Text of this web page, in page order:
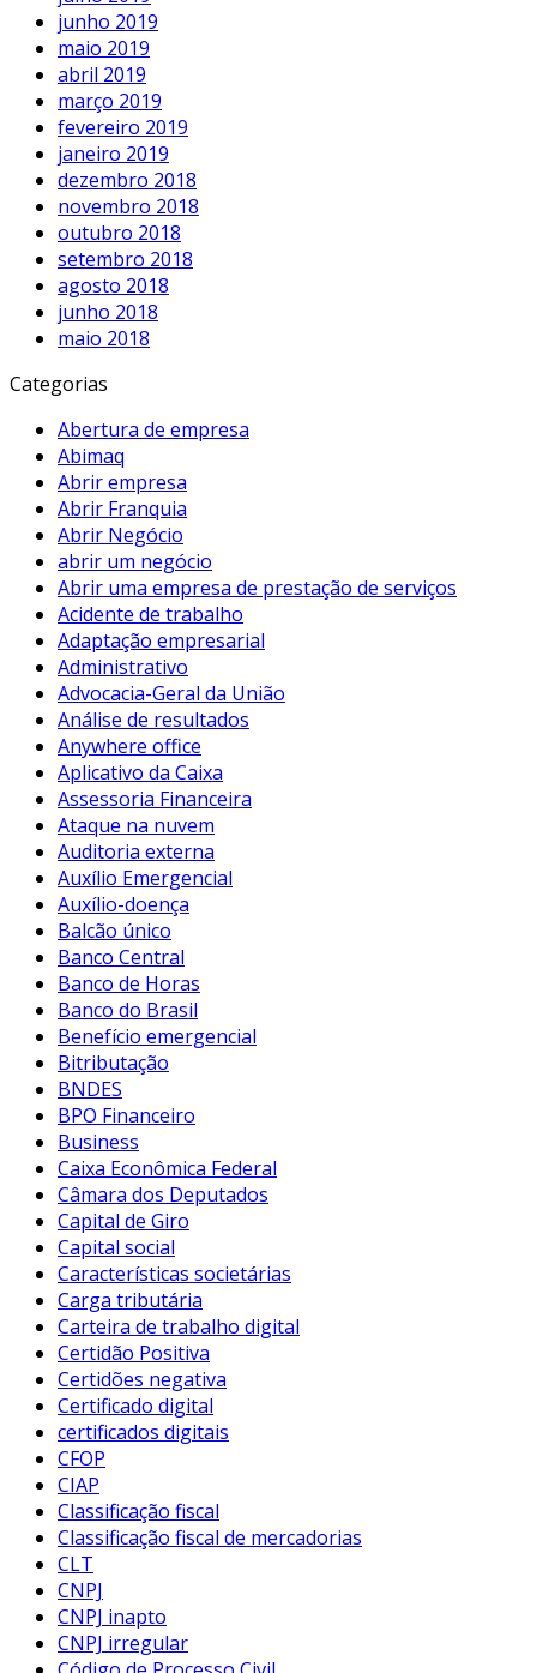
junho 2019
maio 2019
abril 2019
março 2019
fevereiro 2019
janeiro 2019
dezembro 2018
novembro 2018
outubro 2018
setembro 2018
agosto 2018
junho 2018
maio 2018
Categorias
Abertura de empresa
Abimaq
Abrir empresa
Abrir Franquia
Abrir Negócio
abrir um negócio
Abrir uma empresa de prestação de serviços
Acidente de trabalho
Adaptação empresarial
Administrativo
Advocacia-Geral da União
Análise de resultados
Anywhere office
Aplicativo da Caixa
Assessoria Financeira
Ataque na nuvem
Auditoria externa
Auxílio Emergencial
Auxílio-doença
Balcão único
Banco Central
Banco de Horas
Banco do Brasil
Benefício emergencial
Bitributação
BNDES
BPO Financeiro
Business
Caixa Econômica Federal
Câmara dos Deputados
Capital de Giro
Capital social
Características societárias
Carga tributária
Carteira de trabalho digital
Certidão Positiva
Certidões negativa
Certificado digital
certificados digitais
CFOP
CIAP
Classificação fiscal
Classificação fiscal de mercadorias
CLT
CNPJ
CNPJ inapto
CNPJ irregular